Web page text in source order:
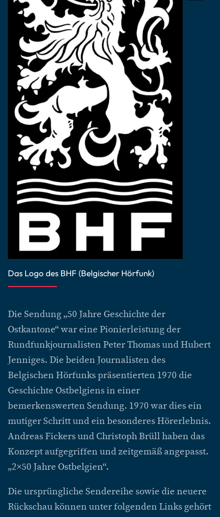
Das Logo des BHF (Belgischer Hörfunk)
Die Sendung „50 Jahre Geschichte der
Ostkantone“ war eine Pionierleistung der
Rundfunkjournalisten Peter Thomas und Hubert
Jenniges. Die beiden Journalisten des
Belgischen Hörfunks präsentierten 1970 die
Geschichte Ostbelgiens in einer
bemerkenswerten Sendung. 1970 war dies ein
mutiger Schritt und ein besonderes Hörerlebnis.
Andreas Fickers und Christoph Brüll haben das
Konzept aufgegriffen und zeitgemäß angepasst.
„2×50 Jahre Ostbelgien“.
Die ursprüngliche Sendereihe sowie die neuere
Rückschau können unter folgenden Links gehört